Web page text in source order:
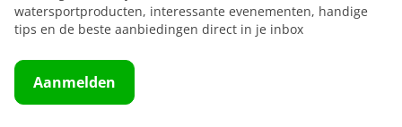
watersportproducten, interessante evenementen, handige
tips en de beste aanbiedingen direct in je inbox
Aanmelden